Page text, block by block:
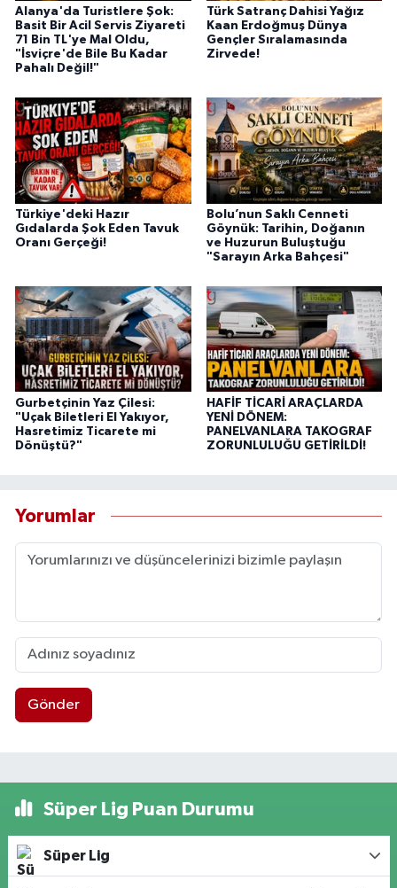
Alanya'da Turistlere Şok:
Basit Bir Acil Servis Ziyareti
71 Bin TL'ye Mal Oldu,
"İsviçre'de Bile Bu Kadar
Pahalı Değil!"
Türk Satranç Dahisi Yağız
Kaan Erdoğmuş Dünya
Gençler Sıralamasında
Zirvede!
Türkiye'deki Hazır
Gıdalarda Şok Eden Tavuk
Oranı Gerçeği!
Bolu’nun Saklı Cenneti
Göynük: Tarihin, Doğanın
ve Huzurun Buluştuğu
"Sarayın Arka Bahçesi"
Gurbetçinin Yaz Çilesi:
"Uçak Biletleri El Yakıyor,
Hasretimiz Ticarete mi
Dönüştü?"
HAFİF TİCARİ ARAÇLARDA
YENİ DÖNEM:
PANELVANLARA TAKOGRAF
ZORUNLULUĞU GETİRİLDİ!
Yorumlar
Gönder
Süper Lig Puan Durumu
Süper Lig